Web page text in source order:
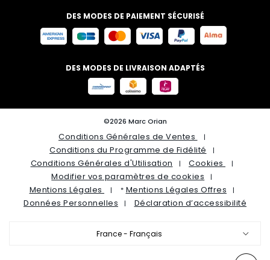
DES MODES DE PAIEMENT SÉCURISÉ
DES MODES DE LIVRAISON ADAPTÉS
©2026 Marc Orian
Conditions Générales de Ventes
Conditions du Programme de Fidélité
Conditions Générales d'Utilisation
Cookies
Modifier vos paramètres de cookies
Mentions Légales
* Mentions Légales Offres
Données Personnelles
Déclaration d’accessibilité
France - Français